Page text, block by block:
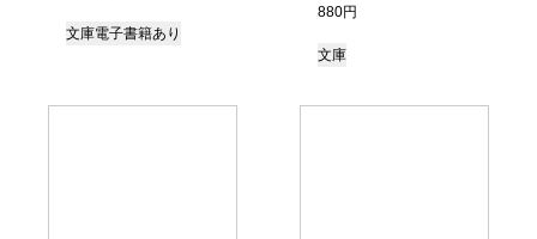
文庫電子書籍あり
880円
文庫